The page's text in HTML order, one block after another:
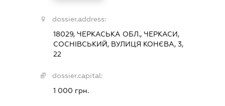
dossier.address:
18029, ЧЕРКАСЬКА ОБЛ., ЧЕРКАСИ,
СОСНІВСЬКИЙ, ВУЛИЦЯ КОНЄВА, 3,
22
dossier.capital:
1 000 грн.